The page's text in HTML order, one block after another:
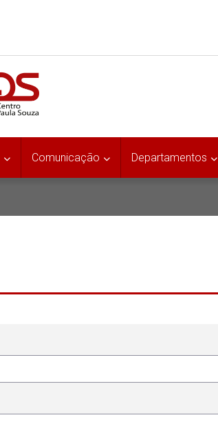
Comunicação Departamentos